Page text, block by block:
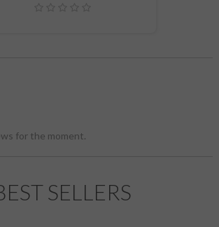
for the moment.
SELLERS